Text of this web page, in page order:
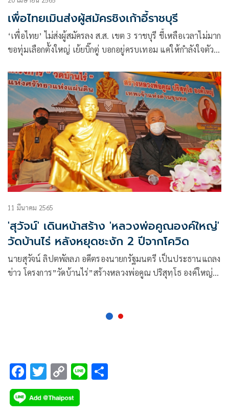
เพื่อไทยเมินส่งผู้สมัครชิงเก้าอี้ราชบุรี
‘เพื่อไทย’ ไม่ส่งผู้สมัครลง ส.ส. เขต 3 ราชบุรี ชี้เหลือเวลาไม่มาก
ขอทุ่มเลือกตั้งใหญ่ เย้ยบิ๊กตู่ บอกอยู่ครบเทอม แค่ให้กำลังใจตัว
11 มีนาคม 2565
'สุวัจน์' เดินหน้าสร้าง 'หลวงพ่อคูณองค์ใหญ่'
วัดบ้านไร่ หลังหยุดชะงัก 2 ปีจากโควิด
นายสุวัจน์ ลิปตพัลลภ อดีตรองนายกรัฐมนตรี เป็นประธานแถลง
ข่าว โครงการ”วัดบ้านไร่”สร้างหลวงพ่อคูณ ปริสุทฺโธ องค์ใหญ่
ชาติพัฒนา นายวัชรพล โตมรศักดิ์ ส.ส.นครราชสีมา
F
ac
e
T
wi
tt
C
o
p
Li